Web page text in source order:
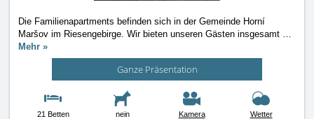
Die Familienapartments befinden sich in der Gemeinde Horní
Maršov im Riesengebirge. Wir bieten unseren Gästen insgesamt …
Mehr »
Ganze Präsentation
21 Betten nein Kamera Wetter